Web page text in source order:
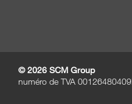
© 2026 SCM Group
numéro de TVA 00126480409